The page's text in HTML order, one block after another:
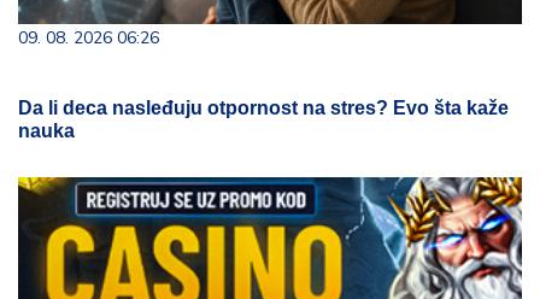
09. 08. 2026 06:26
Da li deca nasleđuju otpornost na stres? Evo šta kaže
nauka